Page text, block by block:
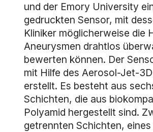
und der Emory University
gedruckten Sensor, mit
Kliniker möglicherweise die
Aneurysmen drahtlos
bewerten können. Der
mit Hilfe des Aerosol-Jet-
erstellt. Es besteht aus
Schichten, die aus
Polyamid hergestellt sind.
getrennten Schichten, eines